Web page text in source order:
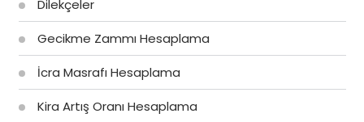
Dilekçeler
Gecikme Zammı Hesaplama
İcra Masrafı Hesaplama
Kira Artış Oranı Hesaplama